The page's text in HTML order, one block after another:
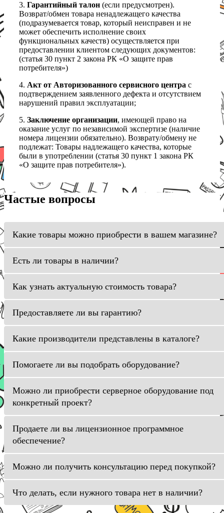
3. Гарантийный талон (если предусмотрен).
Возврат/обмен товара ненадлежащего качества
(подразумевается товар, который неисправен и не
может обеспечить исполнение своих
функциональных качеств) осуществляется при
предоставлении клиентом следующих документов:
(статья 30 пункт 2 закона РК «О защите прав
потребителя»)
4. Акт от Авторизованного сервисного центра с
подтверждением заявленного дефекта и отсутствием
нарушений правил эксплуатации;
5. Заключение организации, имеющей право на
оказание услуг по независимой экспертизе (наличие
номера лицензии обязательно). Возврату/обмену не
подлежат: Товары надлежащего качества, которые
были в употреблении (статья 30 пункт 1 закона РК
«О защите прав потребителя»).
Частые вопросы
Какие товары можно приобрести в вашем магазине?
Есть ли товары в наличии?
Как узнать актуальную стоимость товара?
Предоставляете ли вы гарантию?
Какие производители представлены в каталоге?
Помогаете ли вы подобрать оборудование?
Можно ли приобрести серверное оборудование под
конкретный проект?
Продаете ли вы лицензионное программное
обеспечение?
Можно ли получить консультацию перед покупкой?
Что делать, если нужного товара нет в наличии?